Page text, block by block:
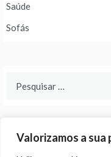
Valorizamos a sua
Saúde
Sofás